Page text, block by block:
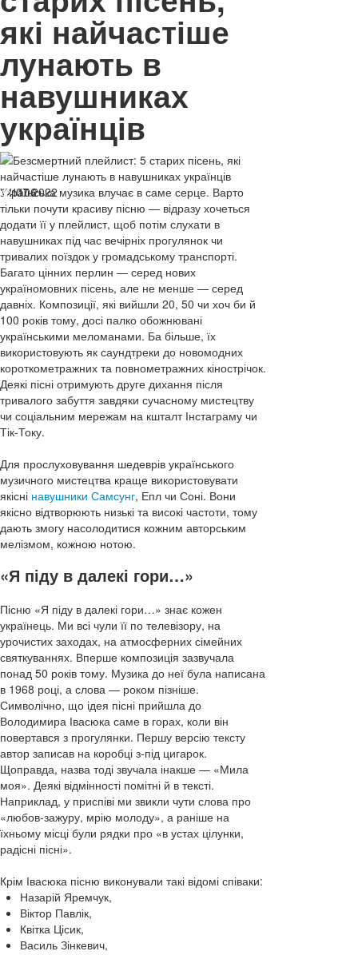
які найчастіше
лунають в
навушниках
українців
14.07.2022
1106
Українська музика влучає в саме серце. Варто
тільки почути красиву пісню — відразу хочеться
додати її у плейлист, щоб потім слухати в
навушниках під час вечірніх прогулянок чи
тривалих поїздок у громадському транспорті.
Багато цінних перлин — серед нових
україномовних пісень, але не менше — серед
давніх. Композиції, які вийшли 20, 50 чи хоч би й
100 років тому, досі палко обожнювані
українськими меломанами. Ба більше, їх
використовують як саундтреки до новомодних
короткометражних та повнометражних кінострічок.
Деякі пісні отримують друге дихання після
тривалого забуття завдяки сучасному мистецтву
чи соціальним мережам на кшталт Інстаграму чи
Тік-Току.
Для прослуховування шедеврів українського
музичного мистецтва краще використовувати
якісні навушники Самсунг, Епл чи Соні. Вони
якісно відтворюють низькі та високі частоти, тому
дають змогу насолодитися кожним авторським
мелізмом, кожною нотою.
«Я піду в далекі гори…»
Пісню «Я піду в далекі гори…» знає кожен
українець. Ми всі чули її по телевізору, на
урочистих заходах, на атмосферних сімейних
святкуваннях. Вперше композиція зазвучала
понад 50 років тому. Музика до неї була написана
в 1968 році, а слова — роком пізніше.
Символічно, що ідея пісні прийшла до
Володимира Івасюка саме в горах, коли він
повертався з прогулянки. Першу версію тексту
автор записав на коробці з-під цигарок.
Щоправда, назва тоді звучала інакше — «Мила
моя». Деякі відмінності помітні й в тексті.
Наприклад, у приспіві ми звикли чути слова про
«любов-зажуру, мрію молоду», а раніше на
їхньому місці були рядки про «в устах цілунки,
радісні пісні».
Крім Івасюка пісню виконували такі відомі співаки:
Назарій Яремчук,
Віктор Павлік,
Квітка Цісик,
Василь Зінкевич,